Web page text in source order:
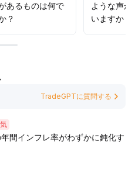
あるものは何で
？
ような声が
いますか？
TradeGPTに質問する
間インフレ率がわずかに鈍化す